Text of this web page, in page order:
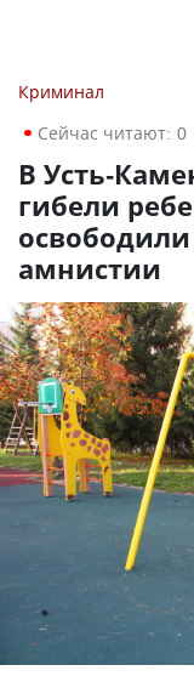
Криминал
Сейчас читают: 0
В Усть-
гибели
амнистии